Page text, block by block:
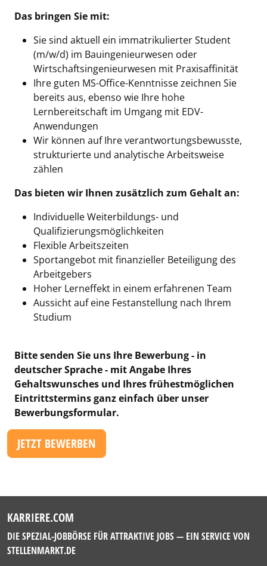
Das bringen Sie mit:
Sie sind aktuell ein immatrikulierter Student
(m/w/d) im Bauingenieurwesen oder
Wirtschaftsingenieurwesen mit Praxisaffinität
Ihre guten MS-Office-Kenntnisse zeichnen Sie
bereits aus, ebenso wie Ihre hohe
Lernbereitschaft im Umgang mit EDV-
Anwendungen
Wir können auf Ihre verantwortungsbewusste,
strukturierte und analytische Arbeitsweise
zählen
Das bieten wir Ihnen zusätzlich zum Gehalt an:
Individuelle Weiterbildungs- und
Qualifizierungsmöglichkeiten
Flexible Arbeitszeiten
Sportangebot mit finanzieller Beteiligung des
Arbeitgebers
Hoher Lerneffekt in einem erfahrenen Team
Aussicht auf eine Festanstellung nach Ihrem
Studium
Bitte senden Sie uns Ihre Bewerbung - in
deutscher Sprache - mit Angabe Ihres
Gehaltswunsches und Ihres frühestmöglichen
Eintrittstermins ganz einfach über unser
Bewerbungsformular.
JETZT BEWERBEN
KARRIERE.COM
DIE SPEZIAL-JOBBÖRSE FÜR ATTRAKTIVE JOBS — EIN SERVICE VON
STELLENMARKT.DE